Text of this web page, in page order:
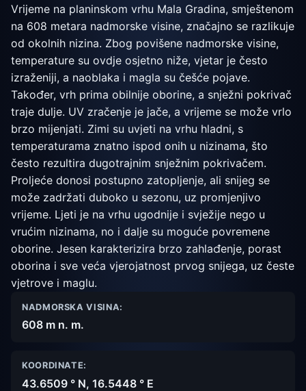
Vrijeme na planinskom vrhu Mala Gradina, smještenom
na 608 metara nadmorske visine, značajno se razlikuje
od okolnih nizina. Zbog povišene nadmorske visine,
temperature su ovdje osjetno niže, vjetar je često
izraženiji, a naoblaka i magla su češće pojave.
Također, vrh prima obilnije oborine, a snježni pokrivač
traje dulje. UV zračenje je jače, a vrijeme se može vrlo
brzo mijenjati. Zimi su uvjeti na vrhu hladni, s
temperaturama znatno ispod onih u nizinama, što
često rezultira dugotrajnim snježnim pokrivačem.
Proljeće donosi postupno zatopljenje, ali snijeg se
može zadržati duboko u sezonu, uz promjenjivo
vrijeme. Ljeti je na vrhu ugodnije i svježije nego u
vrućim nizinama, no i dalje su moguće povremene
oborine. Jesen karakterizira brzo zahlađenje, porast
oborina i sve veća vjerojatnost prvog snijega, uz česte
vjetrove i maglu.
NADMORSKA VISINA:
608 m n. m.
KOORDINATE:
43.6509 ° N, 16.5448 ° E